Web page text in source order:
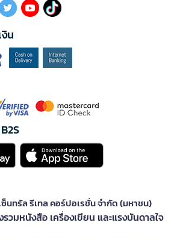
น
ซ็นทรัล รีเทล คอร์ปอเรชั่น จำกัด (มหาชน)
วมหนังสือ เครื่องเขียน และแรงบันดาลใจ